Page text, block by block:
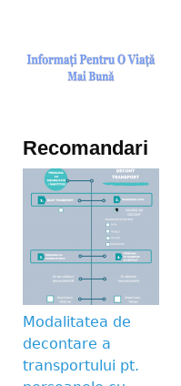
Recomandari
Modalitatea de
decontare a
transportului pt.